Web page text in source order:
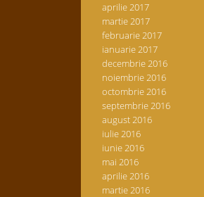
aprilie 2017
martie 2017
februarie 2017
ianuarie 2017
decembrie 2016
noiembrie 2016
octombrie 2016
septembrie 2016
august 2016
iulie 2016
iunie 2016
mai 2016
aprilie 2016
martie 2016